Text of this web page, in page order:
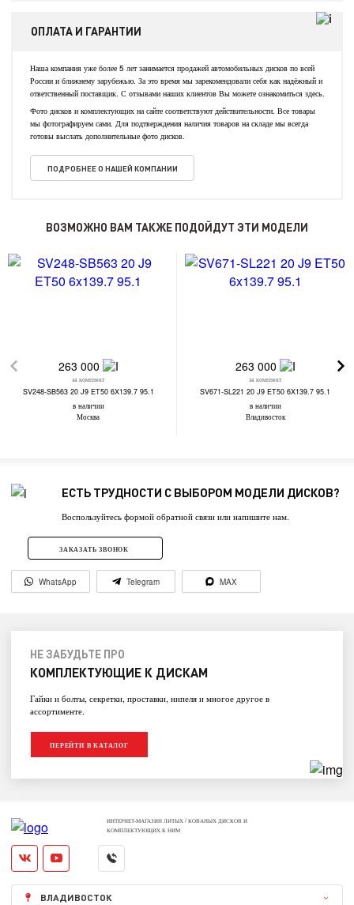
ОПЛАТА И ГАРАНТИИ
Наша компания уже более 5 лет занимается продажей автомобильных дисков по всей
России и ближнему зарубежью. За это время мы зарекомендовали себя как надёжный и
ответственный поставщик. С отзывами наших клиентов Вы можете ознакомиться здесь.
Фото дисков и комплектующих на сайте соответствуют действительности. Все товары
мы фотографируем сами. Для подтверждения наличия товаров на складе мы всегда
готовы выслать дополнительные фото дисков.
ПОДРОБНЕЕ О НАШЕЙ КОМПАНИИ
ВОЗМОЖНО ВАМ ТАКЖЕ ПОДОЙДУТ ЭТИ МОДЕЛИ
263 000
за комплект
SV248-SB563 20 J9 ET50 6X139.7 95.1
в наличии
Москва
263 000
за комплект
SV671-SL221 20 J9 ET50 6X139.7 95.1
в наличии
Владивосток
ЕСТЬ ТРУДНОСТИ С ВЫБОРОМ МОДЕЛИ ДИСКОВ?
Воспользуйтесь формой обратной связи или напишите нам.
ЗАКАЗАТЬ ЗВОНОК
WhatsApp Telegram MAX
НЕ ЗАБУДЬТЕ ПРО
КОМПЛЕКТУЮЩИЕ К ДИСКАМ
Гайки и болты, секретки, проставки, нипеля и многое другое в
ассортименте.
ПЕРЕЙТИ В КАТАЛОГ
ИНТЕРНЕТ-МАГАЗИН ЛИТЫХ / КОВАНЫХ ДИСКОВ И
КОМПЛЕКТУЮЩИХ К НИМ
ВЛАДИВОСТОК